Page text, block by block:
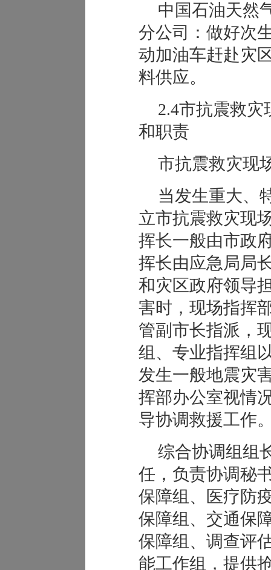
中国石油天然
分公司：做好次
动加油车赶赴灾
料供应。
2.4市抗震救
和职责
市抗震救灾现
当发生重大、
立市抗震救灾现
挥长一般由市政
挥长由应急局局
和灾区政府领导
害时，现场指挥
管副市长指派，
组、专业指挥组
发生一般地震灾
挥部办公室视情
导协调救援工作
综合协调组组
任，负责协调秘
保障组、医疗防
保障组、交通保
保障组、调查评
能工作组，提供